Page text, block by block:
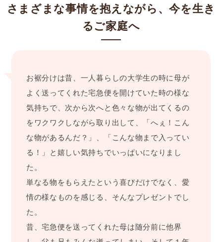
さまざまな事情を抱えながら、今を生き
るご家庭へ
お裾分けは昔、一人暮らしの大学生の時に母が
よく送ってくれた宅急便を開けていた時の様な
気持ちで、次から次へと色々な物が出てくるの
をワクワクしながら取り出して、「へぇ！こん
な物があるんだ？」、「こんな物まで入ってい
る！」と嬉しい気持ちでいっぱいになりまし
た。
単なる物をもらえたという喜びだけでなく、愛
情の様なものを感じる、そんなプレゼントでし
た。
昔、宅急便を送ってくれた母は随分前に他界